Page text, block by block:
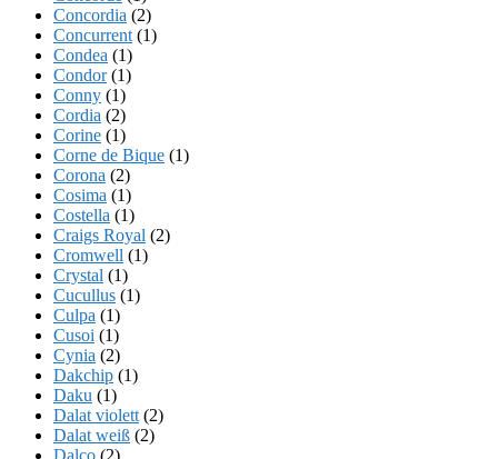
Concordia (2)
Concurrent (1)
Condea (1)
Condor(1)
Conny (1)
Cordia (2)
Corine (1)
Corne de Bique (1)
Corona (2)
Cosima (1)
Costella (1)
Craigs Royal (2)
Cromwell (1)
Crystal (1)
Cucullus (1)
Culpa (1)
Cusoi (1)
Cynia (2)
Dakchip (1)
Daku (1)
Dalat violett (2)
Dalat weiß (2)
Dalco (2)